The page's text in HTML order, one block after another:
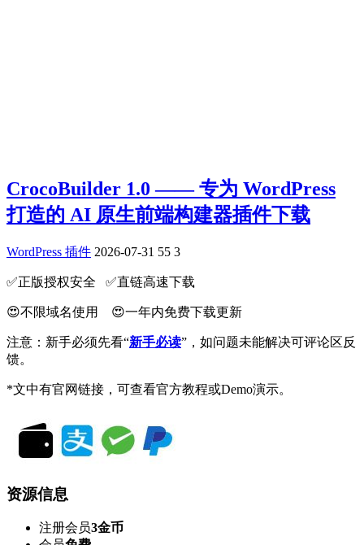
CrocoBuilder 1.0 —— 专为 WordPress
打造的 AI 原生前端构建器插件下载
WordPress 插件 2026-07-31 55 3
✅️正版授权安全 ✅️直链高速下载
😍不限域名使用 😍一年内免费下载更新
注意：新手必须先看“新手必读”，如问题未能解决可评论区反
馈。
*文中有官网链接，可查看官方教程或Demo演示。
资源信息
注册会员3金币